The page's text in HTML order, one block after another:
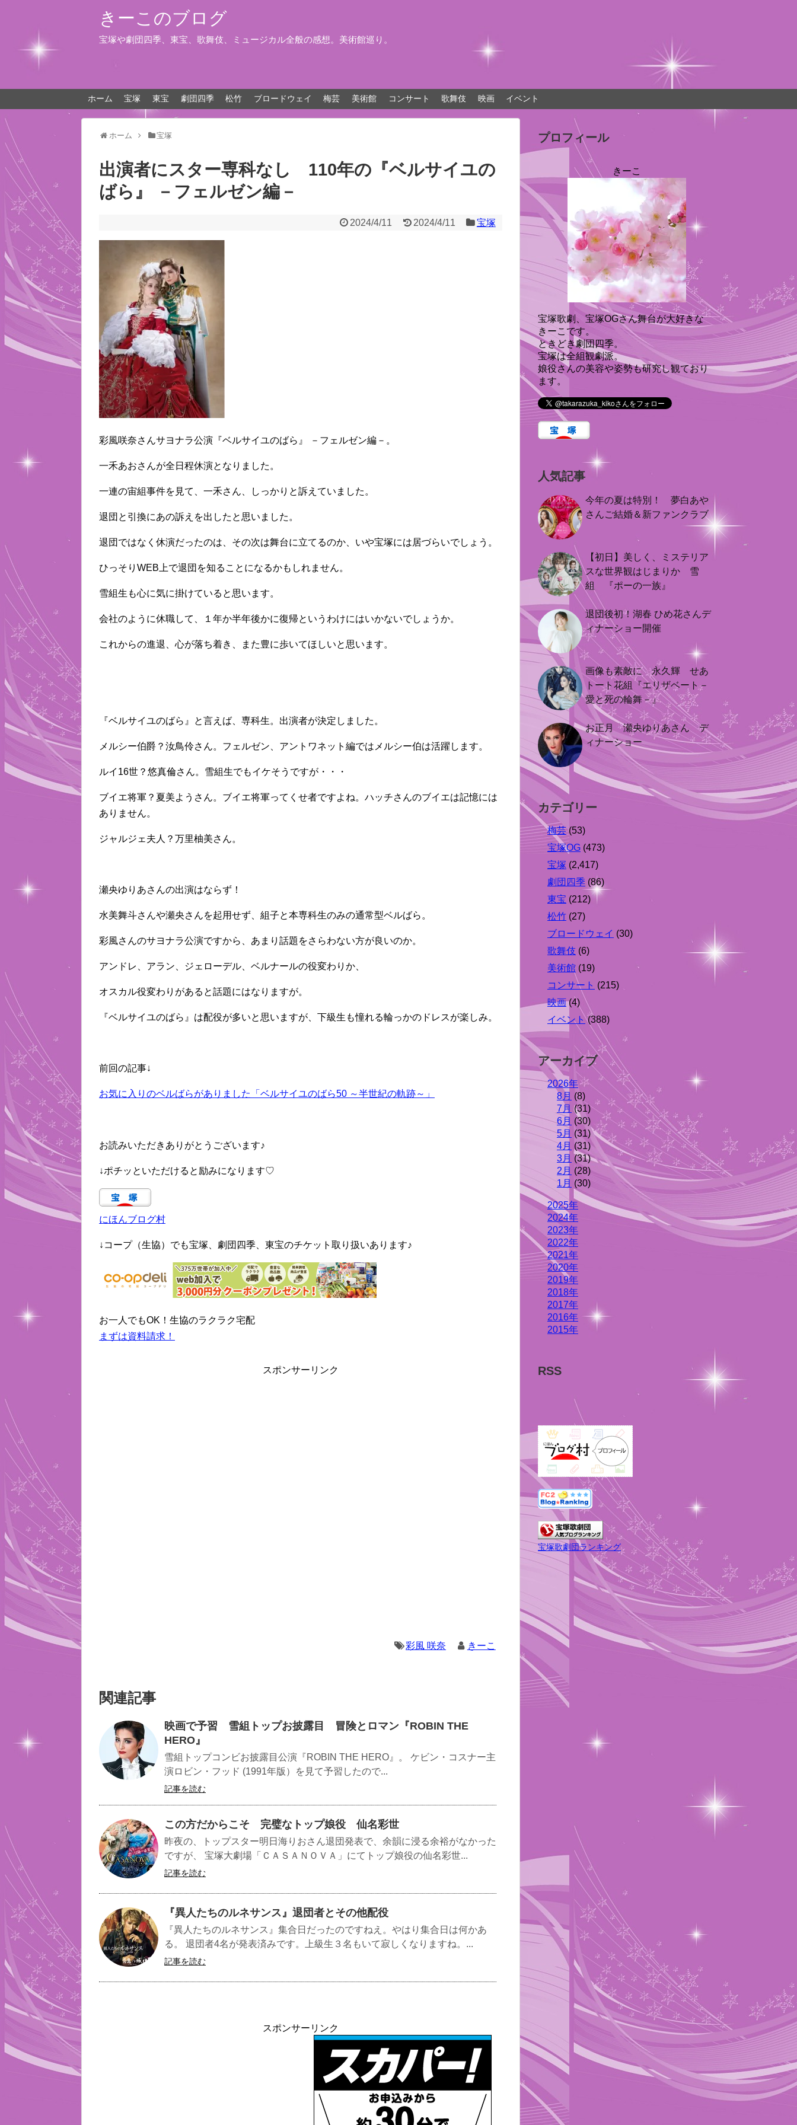
きーこのブログ
宝塚や劇団四季、東宝、歌舞伎、ミュージカル全般の感想。美術館巡り。
ホーム 宝塚 東宝 劇団四季 松竹 ブロードウェイ 梅芸 美術館 コンサート 歌舞伎 映画 イベント
ホーム 宝塚
出演者にスター専科なし 110年の『ベルサイユの
ばら』 －フェルゼン編－
2024/4/11 2024/4/11 宝塚
彩風咲奈さんサヨナラ公演『ベルサイユのばら』 －フェルゼン編－。
一禾あおさんが全日程休演となりました。
一連の宙組事件を見て、一禾さん、しっかりと訴えていました。
退団と引換にあの訴えを出したと思いました。
退団ではなく休演だったのは、その次は舞台に立てるのか、いや宝塚には居づらいでしょう。
ひっそりWEB上で退団を知ることになるかもしれません。
雪組生も心に気に掛けていると思います。
会社のように休職して、１年か半年後かに復帰というわけにはいかないでしょうか。
これからの進退、心が落ち着き、また豊に歩いてほしいと思います。
『ベルサイユのばら』と言えば、専科生。出演者が決定しました。
メルシー伯爵？汝鳥伶さん。フェルゼン、アントワネット編ではメルシー伯は活躍します。
ルイ16世？悠真倫さん。雪組生でもイケそうですが・・・
ブイエ将軍？夏美ようさん。ブイエ将軍ってくせ者ですよね。ハッチさんのブイエは記憶には
ありません。
ジャルジェ夫人？万里柚美さん。
瀬央ゆりあさんの出演はならず！
水美舞斗さんや瀬央さんを起用せず、組子と本専科生のみの通常型ベルばら。
彩風さんのサヨナラ公演ですから、あまり話題をさらわない方が良いのか。
アンドレ、アラン、ジェローデル、ベルナールの役変わりか、
オスカル役変わりがあると話題にはなりますが。
『ベルサイユのばら』は配役が多いと思いますが、下級生も憧れる輪っかのドレスが楽しみ。
前回の記事↓
お気に入りのベルばらがありました「ベルサイユのばら50 ～半世紀の軌跡～」
お読みいただきありがとうございます♪
↓ポチッといただけると励みになります♡
にほんブログ村
↓コープ（生協）でも宝塚、劇団四季、東宝のチケット取り扱いあります♪
お一人でもOK！生協のラクラク宅配
まずは資料請求！
スポンサーリンク
彩風 咲奈 きーこ
関連記事
映画で予習 雪組トップお披露目 冒険とロマン『ROBIN THE
HERO』
雪組トップコンビお披露目公演『ROBIN THE HERO』。 ケビン・コスナー主
演ロビン・フッド (1991年版）を見て予習したので...
記事を読む
この方だからこそ 完璧なトップ娘役 仙名彩世
昨夜の、トップスター明日海りおさん退団発表で、余韻に浸る余裕がなかった
ですが、 宝塚大劇場「ＣＡＳＡＮＯＶＡ」にてトップ娘役の仙名彩世...
記事を読む
『異人たちのルネサンス』退団者とその他配役
『異人たちのルネサンス』集合日だったのですねえ。やはり集合日は何かあ
る。 退団者4名が発表済みです。上級生３名もいて寂しくなりますね。...
記事を読む
スポンサーリンク
プロフィール
きーこ
宝塚歌劇、宝塚OGさん舞台が大好きな
きーこです。
ときどき劇団四季。
宝塚は全組観劇派。
娘役さんの美容や姿勢も研究し観ており
ます。
人気記事
今年の夏は特別！ 夢白あや
さんご結婚＆新ファンクラブ
【初日】美しく、ミステリア
スな世界観はじまりか 雪
組 『ポーの一族』
退団後初！湖春 ひめ花さんデ
ィナーショー開催
画像も素敵に 永久輝 せあ
トート花組『エリザベート－
愛と死の輪舞－』
お正月 瀬央ゆりあさん デ
ィナーショー
カテゴリー
梅芸(53)
宝塚OG (473)
宝塚 (2,417)
劇団四季 (86)
東宝 (212)
松竹 (27)
ブロードウェイ (30)
歌舞伎 (6)
美術館 (19)
コンサート (215)
映画(4)
イベント(388)
アーカイブ
2026年
8月 (8)
7月 (31)
6月 (30)
5月 (31)
4月 (31)
3月 (31)
2月 (28)
1月 (30)
2025年
2024年
2023年
2022年
2021年
2020年
2019年
2018年
2017年
2016年
2015年
RSS
宝塚歌劇団ランキング